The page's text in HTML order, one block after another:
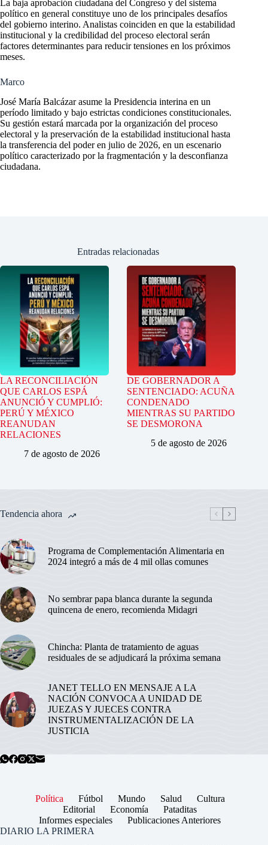
La baja aprobación ciudadana del Congreso y del sistema
político en general constituye uno de los principales desafíos
del gobierno interino. Analistas coinciden en que la estabilidad
institucional y la credibilidad del proceso electoral serán
factores determinantes para reducir tensiones en los próximos
meses.
Marco
José María Balcázar asume la Presidencia interina en un
período limitado y bajo estrictas condiciones constitucionales.
Su gestión estará marcada por la organización del proceso
electoral y la preservación de la estabilidad institucional hasta
la transferencia del poder en julio de 2026, en un escenario
político caracterizado por la fragmentación y la desconfianza
ciudadana.
Entradas relacionadas
LA RECONCILIACIÓN
QUE CARLOS ESPÁ
ANUNCIÓ Y CUMPLIÓ:
PERÚ Y MÉXICO
REANUDAN
RELACIONES
7 de agosto de 2026
DE GOBERNADOR A
SENTENCIADO: ACUÑA
CONDENADO
MIENTRAS SU PARTIDO
SE DESMORONA
5 de agosto de 2026
Tendencia ahora
Programa de Complementación Alimentaria en
2024 integró a más de 4 mil ollas comunes
No sembrar papa blanca durante la segunda
quincena de enero, recomienda Midagri
Chincha: Planta de tratamiento de aguas
residuales de se adjudicará la próxima semana
JANET TELLO EN MENSAJE A LA
NACIÓN CONVOCA A UNIDAD DE
JUEZAS Y JUECES CONTRA
INSTRUMENTALIZACIÓN DE LA
JUSTICIA
Política Fútbol Mundo Salud
Cultura
Editorial
Economía
Pataditas
Informes especiales
Publicaciones Anteriores
DIARIO LA PRIMERA